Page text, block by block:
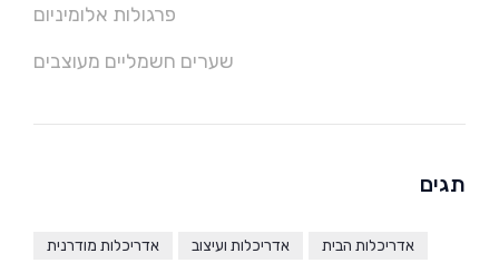
פרגולות אלומיניום
שערים חשמליים מעוצבים
תגים
אדריכלות הבית אדריכלות ועיצוב
אדריכלות מודרנית